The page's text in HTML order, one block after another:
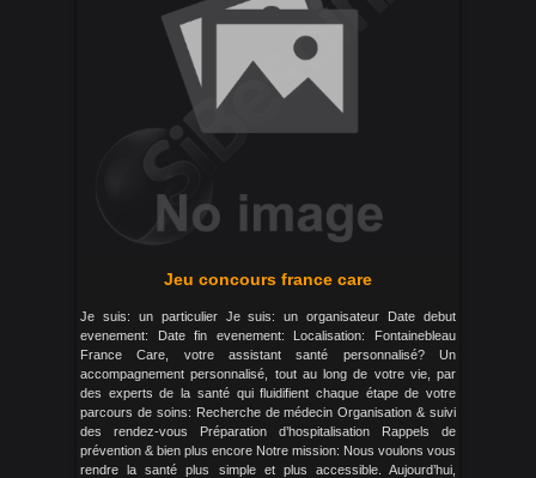
Jeu concours france care
Je suis: un particulier Je suis: un organisateur Date debut
evenement: Date fin evenement: Localisation: Fontainebleau
France Care, votre assistant santé personnalisé? Un
accompagnement personnalisé, tout au long de votre vie, par
des experts de la santé qui fluidifient chaque étape de votre
parcours de soins: Recherche de médecin Organisation & suivi
des rendez-vous Préparation d’hospitalisation Rappels de
prévention & bien plus encore Notre mission: Nous voulons vous
rendre la santé plus simple et plus accessible. Aujourd’hui,